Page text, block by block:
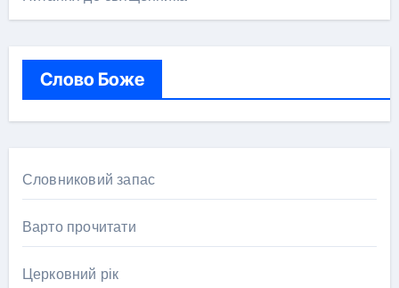
Слово Боже
Словниковий запас
Варто прочитати
Церковний рік